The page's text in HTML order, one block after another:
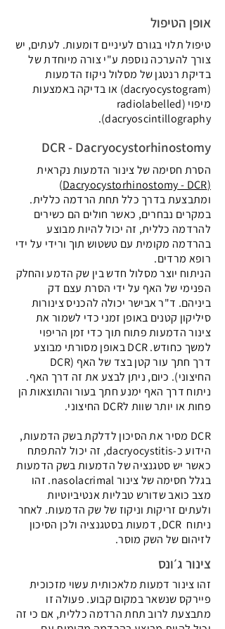
אופן הטיפול
טיפול תלוי בגורם לעיניים דומעות. לעתים, יש
צורך להערכה נוספת ע"י צורה מיוחדת של
בדיקת רנטגן של מסלול ניקוז הדמעות
(dacryocystogram) או בדיקה באמצעות
מיפוי (radiolabelled
dacryoscintillography).
DCR - Dacryocystorhinostomy
הסרת חסימה של צינור הדמעות נקראית
(Dacryocystorhinostomy - DCR
)
ומתבצעת בדרך כלל תחת הרדמה כללית.
במקרים נבחרים, כאשר חולים הם כשירים
להרדמה כללית, זה יכול להיות מבוצע
בהרדמה מקומית עם טשטוש תוך ורידי על ידי
רופא מרדים.
הניתוח יוצר מסלול חדש בין שק הדמע והחלק
הפנימי של האף על ידי הסרת עצם דק
ביניהם. ד"ר אבישר יכולה להכניס צינורות
סיליקון קטנים באופן זמני כדי לשמור את
צינור הדמעות פתוח תוך כדי זמן הריפוי
למשך כחודש. DCR באופן מסורתי מבוצע
דרך חתך עור קטן בצד של האף (DCR
החיצוני). כיום, ניתן לבצע את זה דרך האף.
ניתוח דרך האף ימנע חתך בעור והתוצאות הן
פחות או יותר שוות לDCR החיצוני.
DCR מסיר את הסיכון לדלקת בשק הדמעות,
הידוע כ-dacryocystitis, זה יכול להתפתח
כאשר יש סטגנציה של הדמעות בשק הדמעות
בגלל חסימה של צינור nasolacrimal. זהו
מצב כואב שדורש טבליות אנטיביוטיות
ולעתים זריקות וניקוז של שק הדמעות. לאחר
ניתוח DCR, דמעות בסטגנציה ולכן הסיכון
לזיהום של השק מוסר.
צינור ג׳ונס
זהו צינור דמעות מלאכותית עשוי מזכוכית
פיירקס שנשאר במקום קבוע. פעולה זו
מתבצעת לרוב תחת הרדמה כללית, אם כי זה